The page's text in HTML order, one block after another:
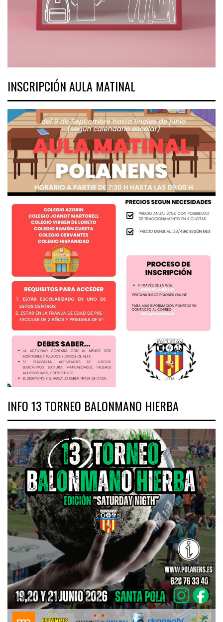
INSCRIPCIÓN AULA MATINAL
INFO 13 TORNEO BALONMANO HIERBA